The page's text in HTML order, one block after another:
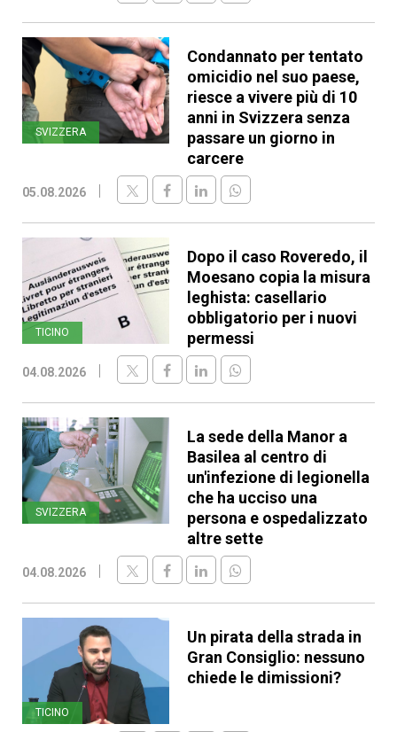
SVIZZERA
Condannato per tentato
omicidio nel suo paese,
riesce a vivere più di 10
anni in Svizzera senza
passare un giorno in
carcere
05.08.2026
TICINO
Dopo il caso Roveredo, il
Moesano copia la misura
leghista: casellario
obbligatorio per i nuovi
permessi
04.08.2026
SVIZZERA
La sede della Manor a
Basilea al centro di
un'infezione di legionella
che ha ucciso una
persona e ospedalizzato
altre sette
04.08.2026
TICINO
Un pirata della strada in
Gran Consiglio: nessuno
chiede le dimissioni?